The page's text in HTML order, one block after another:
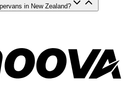
in New Zealand?